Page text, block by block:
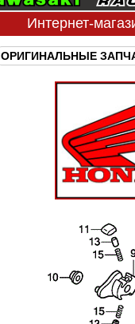
Интернет-
ОРИГИНАЛЬНЫЕ